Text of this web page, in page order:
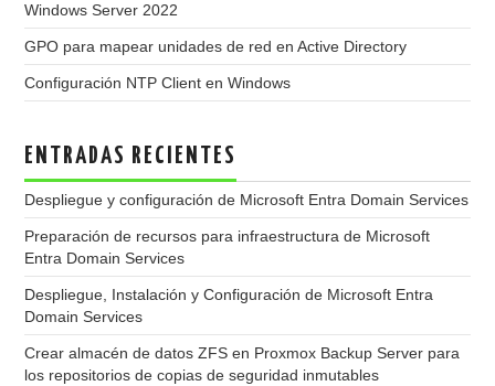
Windows Server 2022
GPO para mapear unidades de red en Active Directory
Configuración NTP Client en Windows
ENTRADAS RECIENTES
Despliegue y configuración de Microsoft Entra Domain Services
Preparación de recursos para infraestructura de Microsoft
Entra Domain Services
Despliegue, Instalación y Configuración de Microsoft Entra
Domain Services
Crear almacén de datos ZFS en Proxmox Backup Server para
los repositorios de copias de seguridad inmutables